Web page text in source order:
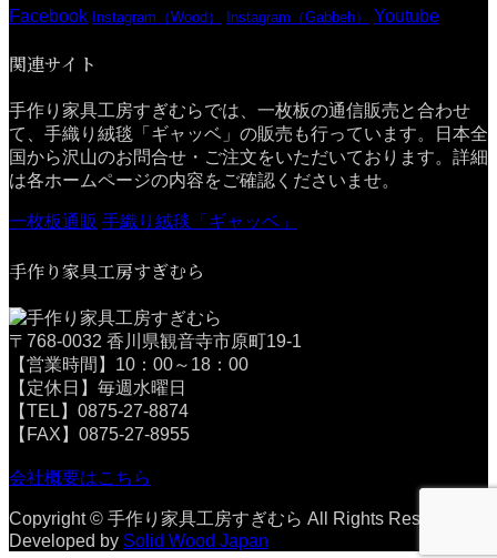
Facebook Instagram（Wood） Instagram（Gabbeh） Youtube
関連サイト
手作り家具工房すぎむらでは、一枚板の通信販売と合わせ
て、手織り絨毯「ギャッベ」の販売も行っています。日本全
国から沢山のお問合せ・ご注文をいただいております。詳細
は各ホームページの内容をご確認くださいませ。
一枚板通販 手織り絨毯「ギャッベ」
手作り家具工房すぎむら
〒768-0032 香川県観音寺市原町19-1
【営業時間】10：00～18：00
【定休日】毎週水曜日
【TEL】0875-27-8874
【FAX】0875-27-8955
会社概要はこちら
Copyright © 手作り家具工房すぎむら All Rights Reserved.
Developed by Solid Wood Japan